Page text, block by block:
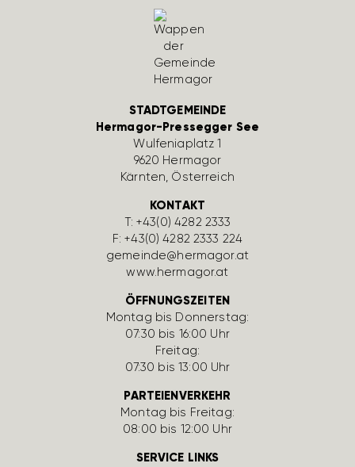
STADTGEMEINDE
Hermagor-Pressegger See
Wulfe­nia­platz 1
9620 Hermagor
Kärnten, Öster­reich
KONTAKT
T:+43(0) 4282 2333
F: +43(0) 4282 2333 224
gemeinde@hermagor.at
www.hermagor.at
ÖFFNUNGSZEITEN
Montag bis Donnerstag:
07:30 bis 16:00 Uhr
Freitag:
07:30 bis 13:00 Uhr
PARTEIENVERKEHR
Montag bis Freitag:
08:00 bis 12:00 Uhr
SERVICE LINKS